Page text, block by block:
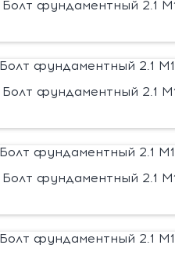
Болт фундаментный 2.1
Болт фундаментный 2.1
Болт фундаментный 2.1